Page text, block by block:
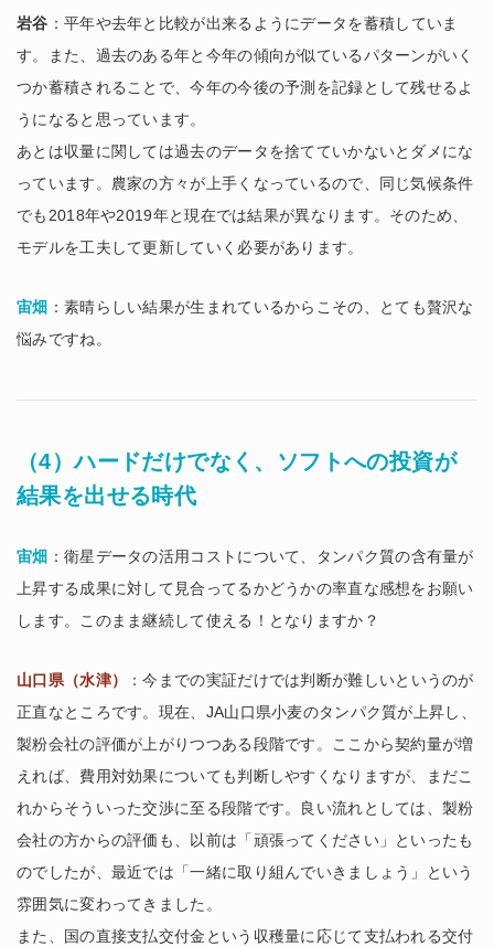
岩谷 ：平年や去年と比較が出来るようにデータを蓄積していま
す。また、過去のある年と今年の傾向が似ているパターンがいく
つか蓄積されることで、今年の今後の予測を記録として残せるよ
うになると思っています。
あとは収量に関しては過去のデータを捨てていかないとダメにな
っています。農家の方々が上手くなっているので、同じ気候条件
でも2018年や2019年と現在では結果が異なります。そのため、
モデルを工夫して更新していく必要があります。
宙畑 ：素晴らしい結果が生まれているからこその、とても贅沢な
悩みですね。
（4）ハードだけでなく、ソフトへの投資が
結果を出せる時代
宙畑 ：衛星データの活用コストについて、タンパク質の含有量が
上昇する成果に対して見合ってるかどうかの率直な感想をお願い
します。このまま継続して使える！となりますか？
山口県（水津）
：今までの実証だけでは判断が難しいというのが
正直なところです。現在、JA山口県小麦のタンパク質が上昇し、
製粉会社の評価が上がりつつある段階です。ここから契約量が増
えれば、費用対効果についても判断しやすくなりますが、まだこ
れからそういった交渉に至る段階です。良い流れとしては、製粉
会社の方からの評価も、以前は「頑張ってください」といったも
のでしたが、最近では「一緒に取り組んでいきましょう」という
雰囲気に変わってきました。
また、国の直接支払交付金という収穫量に応じて支払われる交付